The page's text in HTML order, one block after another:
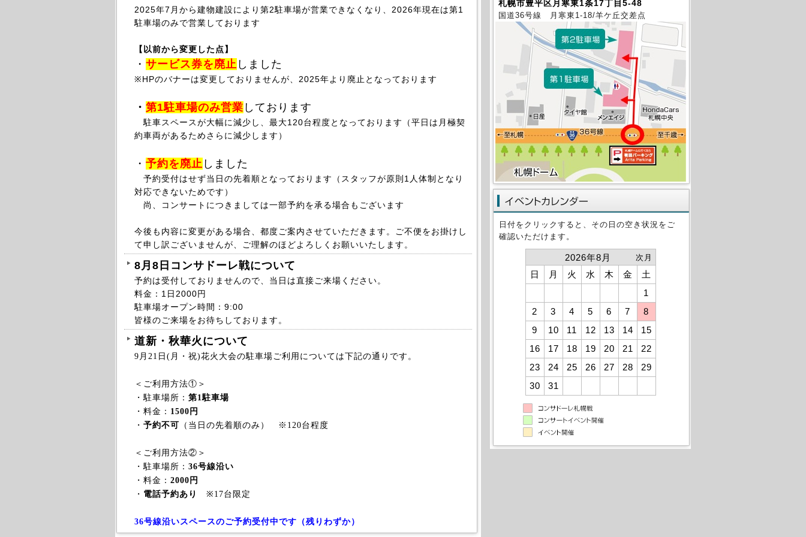
2025年7月から建物建設により第2駐車場が営業できなくなり、2026年現在は第1
駐車場のみで営業しております
【以前から変更した点】
・ サービス券を廃止 しました
※HPのバナーは変更しておりませんが、2025年より廃止となっております
・ 第1駐車場のみ営業 しております
駐車スペースが大幅に減少し、最大120台程度となっております（平日は月極契
約車両があるためさらに減少します）
・ 予約を廃止 しました
予約受付はせず当日の先着順となっております（ スタッフが原則1人体制となり
対応できないためです）
尚、コンサートにつきましては一部予約を承る場合もございます
今後も内容に変更がある場合、都度ご案内させていただきます。ご不便をお掛けし
て申し訳ございませんが、ご理解のほどよろしくお願いいたします。
8月8日コンサドーレ戦について
予約は受付しておりませんので、当日は直接ご来場ください。
料金：1日2000円
駐車場オープン時間：9:00
皆様のご来場をお待ちしております。
道新・秋華火について
9月21日(月・祝)花火大会の駐車場ご利用については下記の通りです。
＜ご利用方法①＞
・駐車場所： 第1駐車場
・料金： 1500円
・ 予約不可 （当日の先着順のみ） ※120台程度
＜ご利用方法②＞
・駐車場所： 36号線沿い
・料金： 2000円
・ 電話予約あり ※17台限定
36号線沿いスペースのご予約受付中です（残りわずか）
札幌市豊平区月寒東1条17丁目5-48
国道36号線 月寒東1-18/羊ケ丘交差点
日付をクリックすると、その日の空き状況をご
確認いただけます。
2026年8月 次月
日 月 火 水 木 金
土
1
2
3 4 5 6 7
8
9
10 11 12 13 14
15
16
17 18 19 20 21
22
23
24 25 26 27 28
29
30
31